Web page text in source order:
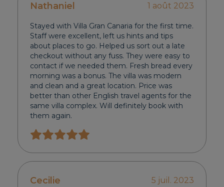
Nathaniel 1 août 2023
Stayed with Villa Gran Canaria for the first time.
Staff were excellent, left us hints and tips
about places to go. Helped us sort out a late
checkout without any fuss. They were easy to
contact if we needed them. Fresh bread every
morning was a bonus. The villa was modern
and clean and a great location. Price was
better than other English travel agents for the
same villa complex. Will definitely book with
them again.
Cecilie 5 juil. 2023